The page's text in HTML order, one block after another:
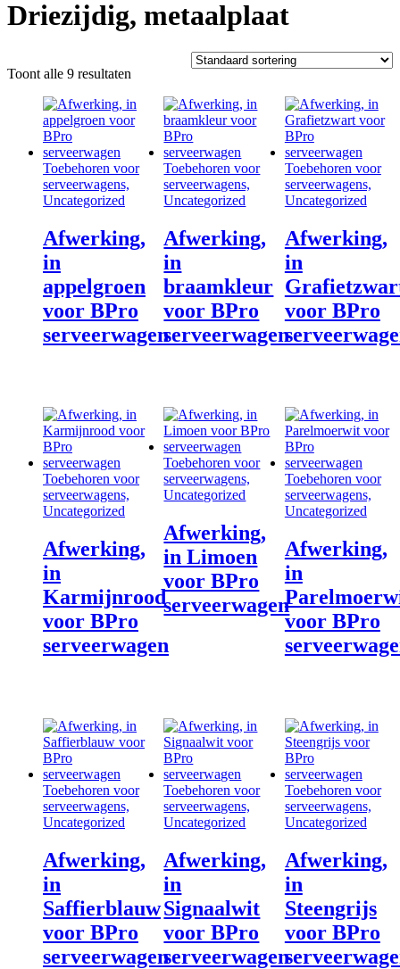
Driezijdig, metaalplaat
Toont alle 9 resultaten
Toebehoren voor
serveerwagens,
Uncategorized
Afwerking,
in
appelgroen
voor BPro
serveerwagen
Toebehoren voor
serveerwagens,
Uncategorized
Afwerking,
in
braamkleur
voor BPro
serveerwagen
Toebehoren voor
serveerwagens,
Uncategorized
Afwerking,
in
voor BPro
Toebehoren voor
serveerwagens,
Uncategorized
Afwerking,
in
Karmijnrood
voor BPro
serveerwagen
Toebehoren voor
serveerwagens,
Uncategorized
Afwerking,
in Limoen
voor BPro
serveerwagen
Toebehoren voor
serveerwagens,
Uncategorized
Afwerking,
in
voor BPro
Toebehoren voor
serveerwagens,
Uncategorized
Afwerking,
in
Saffierblauw
voor BPro
serveerwagen
Toebehoren voor
serveerwagens,
Uncategorized
Afwerking,
in
Signaalwit
voor BPro
serveerwagen
Toebehoren voor
serveerwagens,
Uncategorized
Afwerking,
in
Steengrijs
voor BPro